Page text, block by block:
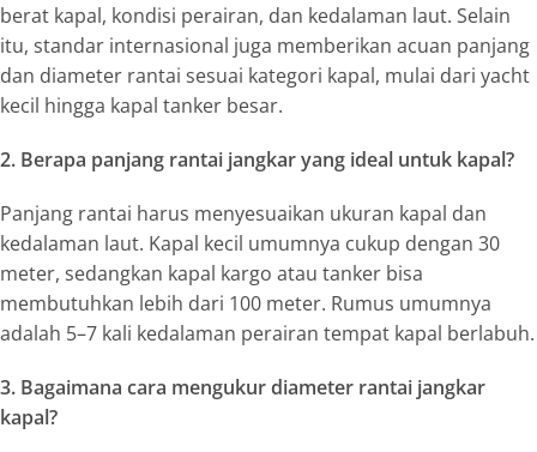
berat kapal, kondisi perairan, dan kedalaman laut. Selain
itu, standar internasional juga memberikan acuan panjang
dan diameter rantai sesuai kategori kapal, mulai dari yacht
kecil hingga kapal tanker besar.
2. Berapa panjang rantai jangkar yang ideal untuk kapal?
Panjang rantai harus menyesuaikan ukuran kapal dan
kedalaman laut. Kapal kecil umumnya cukup dengan 30
meter, sedangkan kapal kargo atau tanker bisa
membutuhkan lebih dari 100 meter. Rumus umumnya
adalah 5–7 kali kedalaman perairan tempat kapal berlabuh.
3. Bagaimana cara mengukur diameter rantai jangkar
kapal?